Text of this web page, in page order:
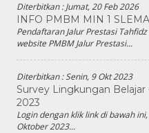
Diterbitkan :Jumat, 20 Feb 2026
INFO PMBM MIN 1
Pendaftaran Jalur Prestasi
website PMBM Jalur Prestasi...
Diterbitkan :Senin, 9 Okt 2023
Survey Lingkungan Belajar
2023
Login dengan klik link di bawah
Oktober 2023...